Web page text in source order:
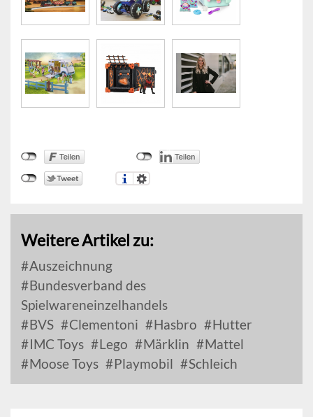
Weitere Artikel zu:
Auszeichnung
Bundesverband des
Spielwareneinzelhandels
BVS
Clementoni Hasbro
Hutter
IMC Toys
Lego Märklin
Mattel
Moose Toys
Playmobil Schleich